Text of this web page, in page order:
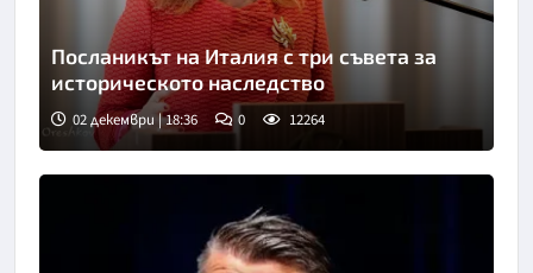
Посланикът на Италия с три съвета за
историческото наследство
02 декември | 18:36 0 12264